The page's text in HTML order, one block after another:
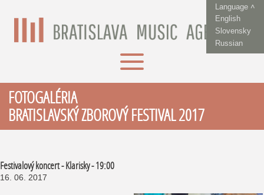
Language ˄
English
Slovensky
Russian
FOTOGALÉRIA
BRATISLAVSKÝ ZBOROVÝ FESTIVAL 2017
Festivalový koncert - Klarisky - 19:00
16. 06. 2017